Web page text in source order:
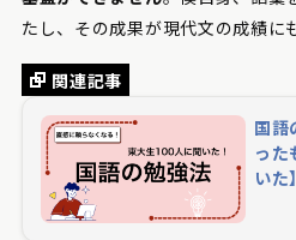
たし、その成果が現代文の成績に
関連記事
国語
っ
いた】